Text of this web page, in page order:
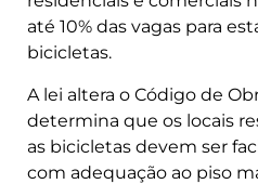
até 10% das vagas para
bicicletas.
A lei altera o Código de
determina que os locais
as bicicletas devem ser
com adequação ao piso